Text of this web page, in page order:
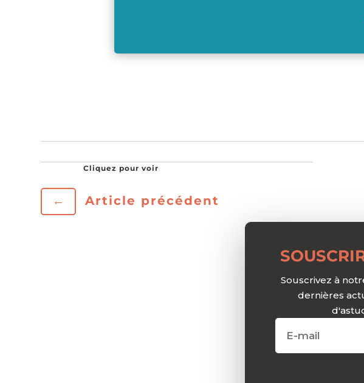
← Article précédent
Souscrivez à
dernières